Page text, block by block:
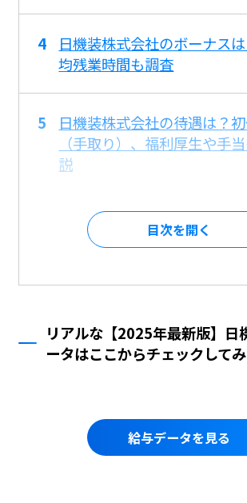
日機装株式会社のボーナス
均残業時間も調査
日機装株式会社の待遇は？
（手取り）、福利厚生や手
説
目次を
リアルな【2025年最新版】日
ータはここからチェックして
給与データを見る